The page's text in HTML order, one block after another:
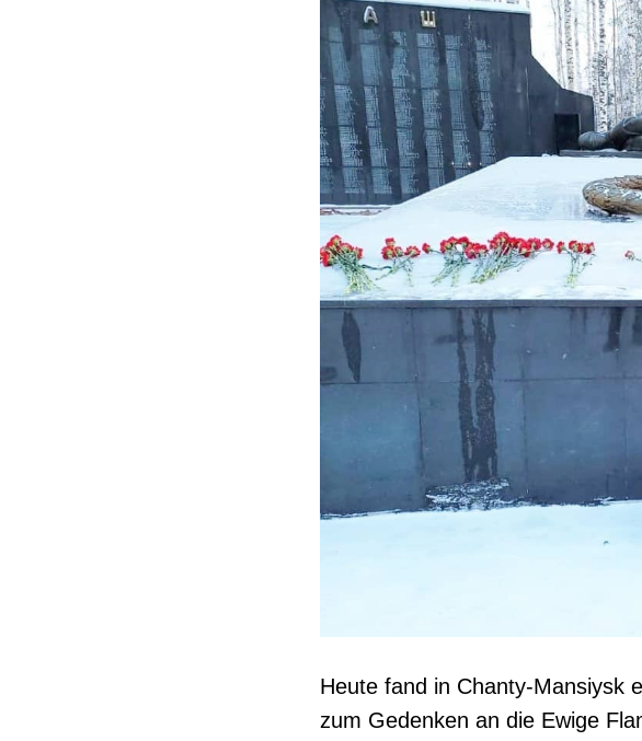
Heute fand in Chanty-Mansiysk
zum Gedenken an die Ewige